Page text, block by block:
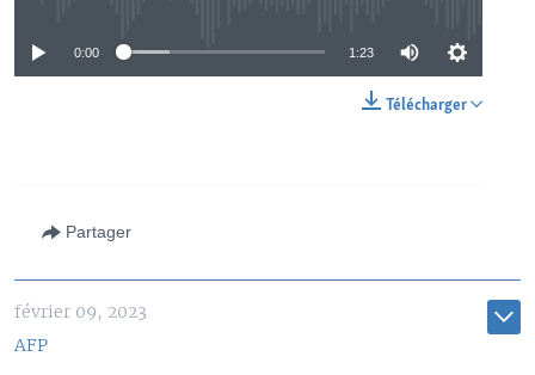
0:00 1:23
Télécharger
Partager
février 09, 2023
AFP